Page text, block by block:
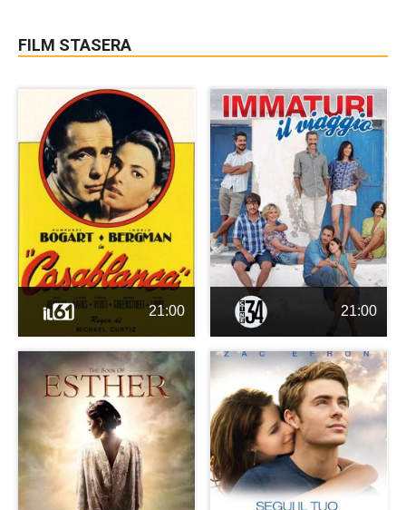
FILM STASERA
21:00 21:00